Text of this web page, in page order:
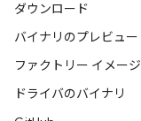
ダウンロード
バイナリのプレビュー
ファクトリー イメージ
ドライバのバイナリ